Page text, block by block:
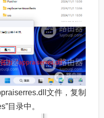
文件，复制
目录中。